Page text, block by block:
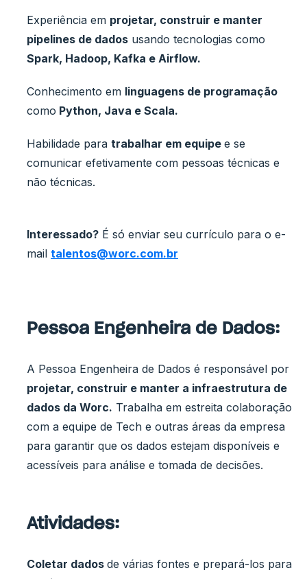
Pessoa Engenheira de Dados:
A Pessoa Engenheira de Dados é responsável por
projetar, construir e manter a infraestrutura de
dados da Worc. Trabalha em estreita colaboração
com a equipe de Tech e outras áreas da empresa
para garantir que os dados estejam disponíveis e
acessíveis para análise e tomada de decisões.
Experiência em projetar, construir e manter
pipelines de dados usando tecnologias como
Spark, Hadoop, Kafka e Airflow.
Conhecimento em linguagens de programação
como Python, Java e Scala.
Habilidade para trabalhar em equipe e se
comunicar efetivamente com pessoas técnicas e
não técnicas.
Interessado? É só enviar seu currículo para o e-
mail talentos@worc.com.br
Atividades:
Coletar dados de várias fontes e prepará-los para